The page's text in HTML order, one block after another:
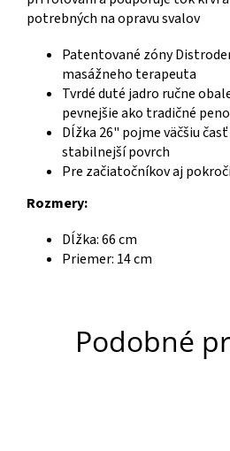
potrebných na opravu svalov
Patentované zóny
masážneho terapeuta
Tvrdé duté jadro ručne
pevnejšie ako tradičné
Dĺžka 26" pojme väčšiu
stabilnejší povrch
Pre začiatočníkov aj
Rozmery:
Dĺžka: 66 cm
Priemer: 14 cm
Podobné